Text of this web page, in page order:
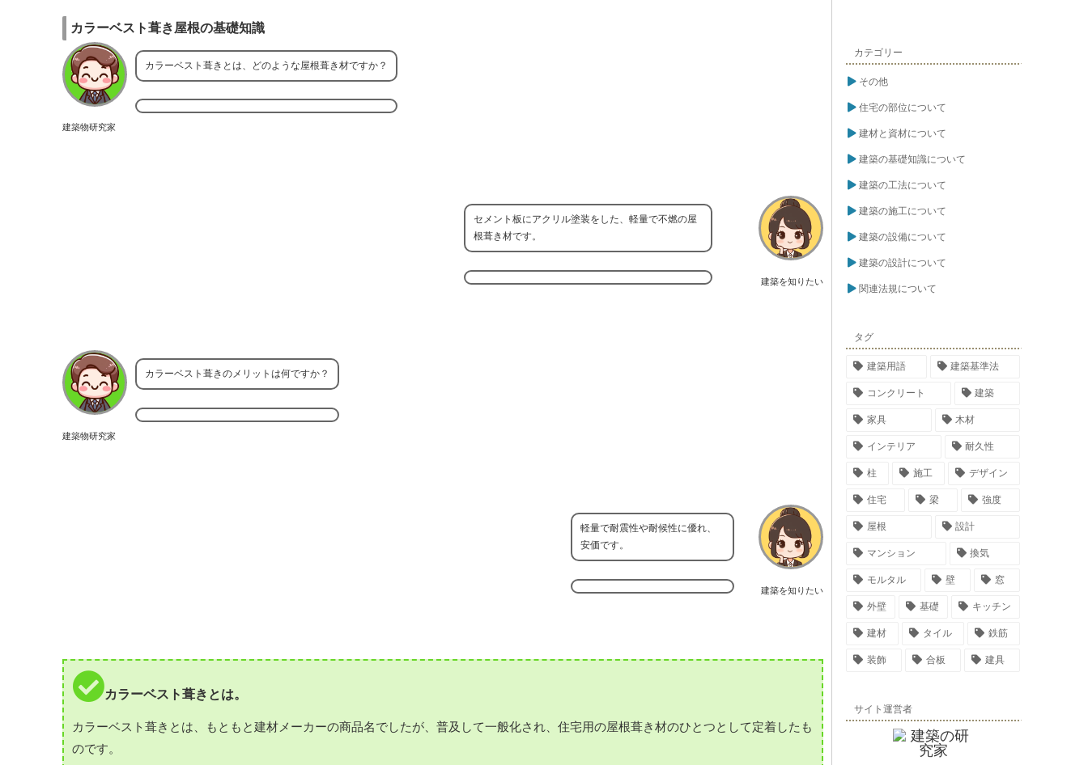
カラーベスト葺き屋根の基礎知識
建築物研究家
カラーベスト葺きとは、どのような屋根葺き材ですか？
建築を知りたい
セメント板にアクリル塗装をした、軽量で不燃の屋
根葺き材です。
建築物研究家
カラーベスト葺きのメリットは何ですか？
建築を知りたい
軽量で耐震性や耐候性に優れ、
安価です。
カラーベスト葺きとは。
カラーベスト葺きとは、もともと建材メーカーの商品名でしたが、普及して一般化され、住宅用の屋根葺き材のひとつとして定着したも
のです。
カテゴリー
その他
住宅の部位について
建材と資材について
建築の基礎知識について
建築の工法について
建築の施工について
建築の設備について
建築の設計について
関連法規について
タグ
建築用語 建築基準法
コンクリート 建築
家具 木材
インテリア 耐久性
柱 施工 デザイン
住宅 梁 強度
屋根 設計
マンション 換気
モルタル 壁 窓
外壁 基礎 キッチン
建材 タイル 鉄筋
装飾 合板 建具
サイト運営者